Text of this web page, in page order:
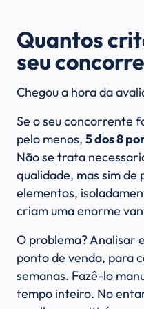
Quantos
seu
Chegou a hora da
Se o seu concorrente
pelo menos, 5 dos 8
Não se trata
qualidade, mas sim de
elementos,
criam uma enorme
O problema? Analisar
ponto de venda, para
semanas. Fazê-lo
tempo inteiro. No